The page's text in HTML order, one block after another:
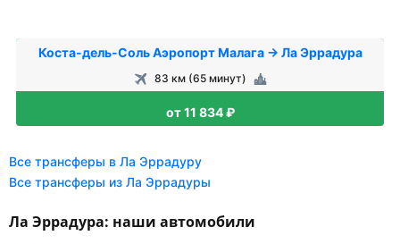
Коста-дель-Соль Аэропорт Малага → Ла Эррадура
83 км (65 минут)
от 11 834 ₽
Все трансферы в Ла Эррадуру
Все трансферы из Ла Эррадуры
Ла Эррадура: наши автомобили